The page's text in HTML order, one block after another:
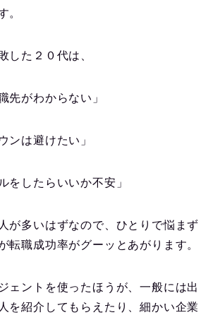
。
した２０代は、
先がわからない」
ンは避けたい」
をしたらいいか不安」
が多いはずなので、ひとりで悩まず
転職成功率がグーッとあがります。
ェントを使ったほうが、一般には出
を紹介してもらえたり、細かい企業